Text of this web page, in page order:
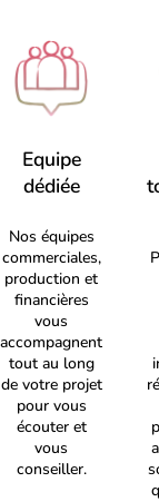
Equipe
dédiée
Nos équipes
commerciales,
production et
financières
vous
accompagnent
tout au long
de votre projet
pour vous
écouter et
vous
conseiller.